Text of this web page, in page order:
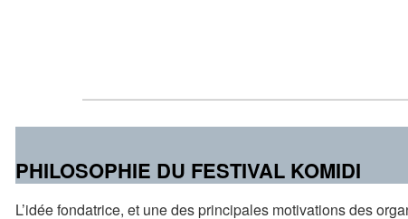
PHILOSOPHIE DU FESTIVAL KOMIDI
L’idée fondatrice, et une des principales motivations des